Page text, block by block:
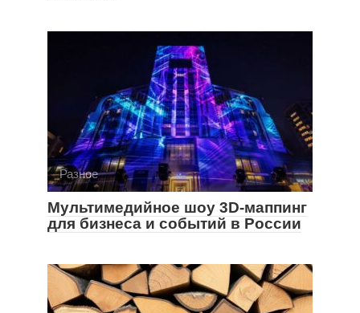
Разное
Мультимедийное шоу 3D-маппинг
для бизнеса и событий в России